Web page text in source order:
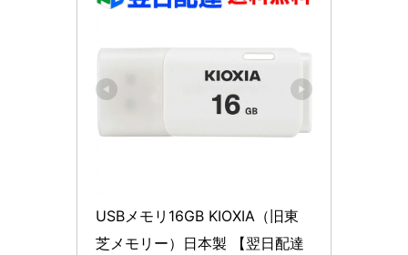
USBメモリ16GB KIOXIA（旧東
芝メモリー）日本製 【翌日配達